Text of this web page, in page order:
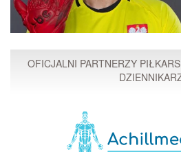
OFICJALNI PARTNERZY